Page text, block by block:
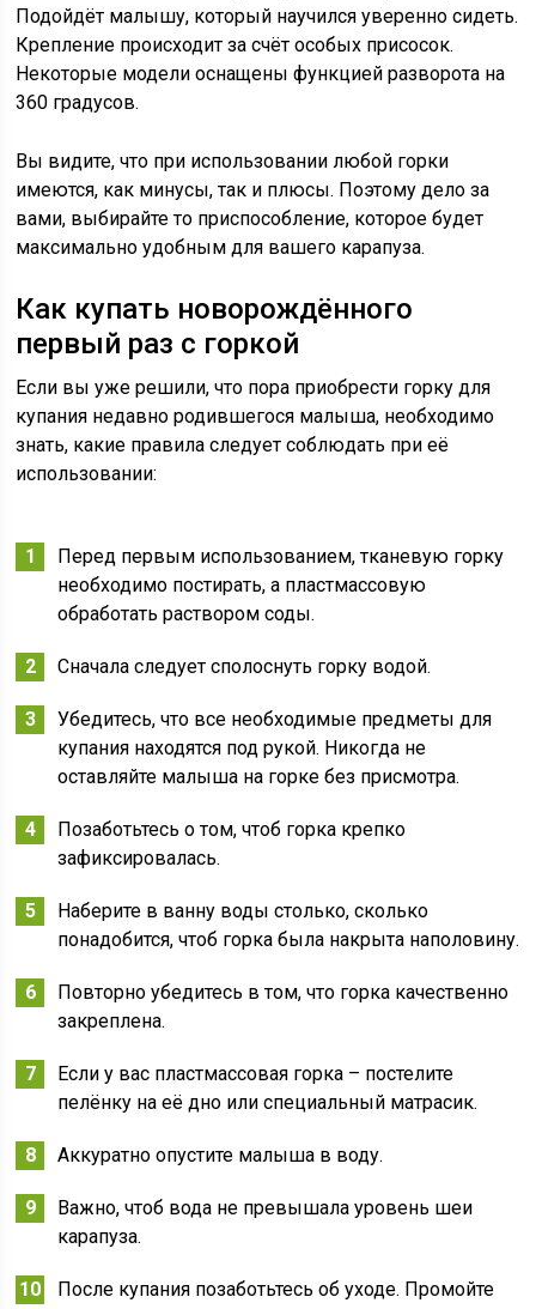
Подойдёт малышу, который научился уверенно сидеть.
Крепление происходит за счёт особых присосок.
Некоторые модели оснащены функцией разворота на
360 градусов.
Вы видите, что при использовании любой горки
имеются, как минусы, так и плюсы. Поэтому дело за
вами, выбирайте то приспособление, которое будет
максимально удобным для вашего карапуза.
Как купать новорождённого
первый раз с горкой
Если вы уже решили, что пора приобрести горку для
купания недавно родившегося малыша, необходимо
знать, какие правила следует соблюдать при её
использовании:
Перед первым использованием, тканевую горку
необходимо постирать, а пластмассовую
обработать раствором соды.
Сначала следует сполоснуть горку водой.
Убедитесь, что все необходимые предметы для
купания находятся под рукой. Никогда не
оставляйте малыша на горке без присмотра.
Позаботьтесь о том, чтоб горка крепко
зафиксировалась.
Наберите в ванну воды столько, сколько
понадобится, чтоб горка была накрыта наполовину.
Повторно убедитесь в том, что горка качественно
закреплена.
Если у вас пластмассовая горка – постелите
пелёнку на её дно или специальный матрасик.
Аккуратно опустите малыша в воду.
Важно, чтоб вода не превышала уровень шеи
карапуза.
После купания позаботьтесь об уходе. Промойте